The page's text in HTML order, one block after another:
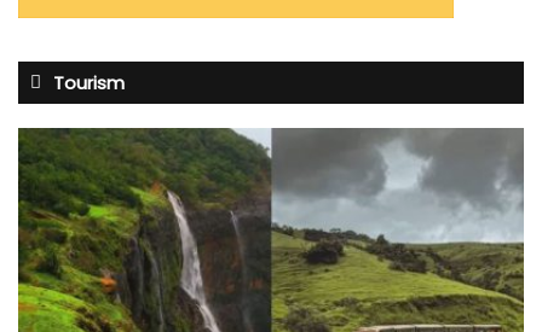
Tourism